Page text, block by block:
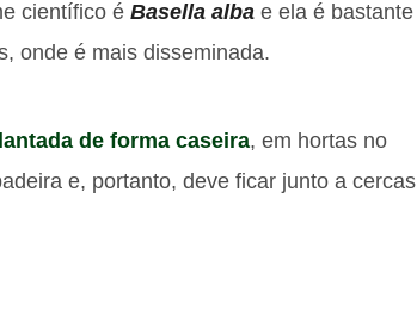
científico é Basella alba e ela é bastante
onde é mais disseminada.
de forma caseira, em hortas no
e, portanto, deve ficar junto a cercas